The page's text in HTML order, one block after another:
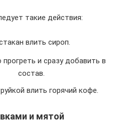
такие действия:
влить сироп.
и сразу добавить в
состав.
влить горячий кофе.
и мятой